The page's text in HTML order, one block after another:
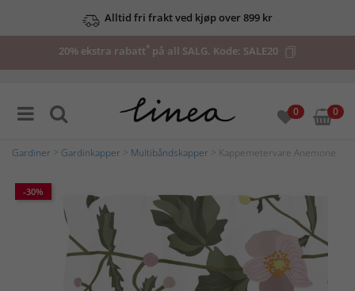
Alltid fri frakt ved kjøp over 899 kr
20% ekstra rabatt* på all SALG. Kode: SALE20
0 0
Gardiner Gardinkapper Multibåndskapper > Kappemetervare Anemone
-30%